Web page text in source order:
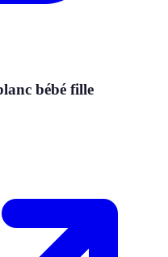
bébé fille